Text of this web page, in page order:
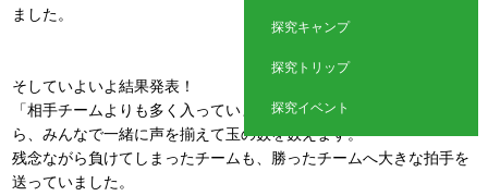
探究キャンプ
探究トリップ
探究イベント
ました。
そしていよいよ結果発表！
「相手チームよりも多く入っていますように・・・」と願いなが
ら、みんなで一緒に声を揃えて玉の数を数えます。
残念ながら負けてしまったチームも、勝ったチームへ大きな拍手を
送っていました。